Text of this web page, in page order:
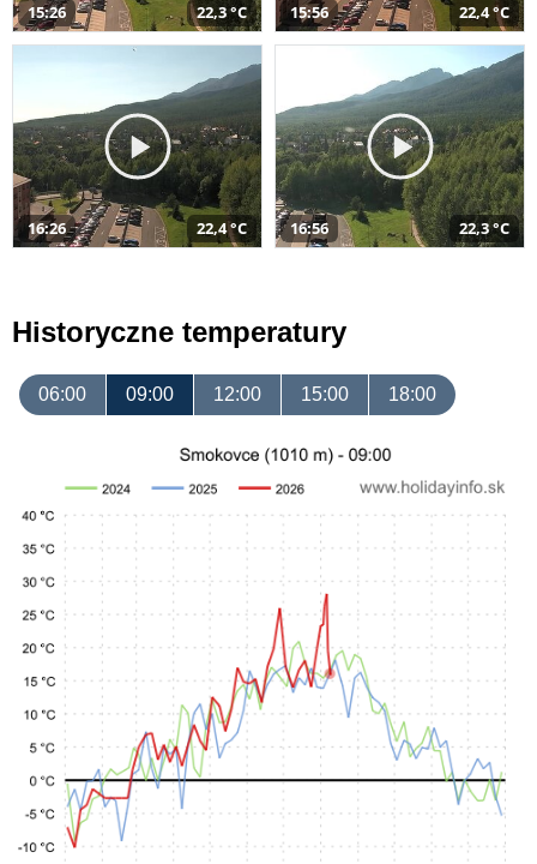
15:26 22,3 °C 15:56 22,4 °C
16:26 22,4 °C 16:56 22,3 °C
Historyczne temperatury
06:00 09:00 12:00 15:00 18:00